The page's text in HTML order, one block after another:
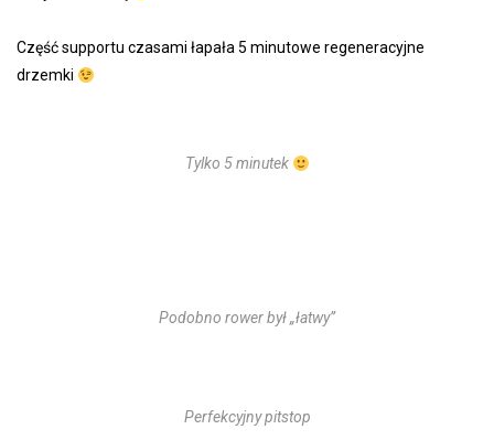
Część supportu czasami łapała 5 minutowe regeneracyjne
drzemki
Tylko 5 minutek
Podobno rower był „łatwy”
Perfekcyjny pitstop